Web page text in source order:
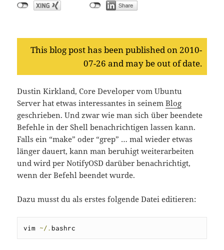
This blog post has been published on 2010-
07-26 and may be out of date.
Dustin Kirkland, Core Developer vom Ubuntu
Server hat etwas interessantes in seinemBlog
geschrieben. Und zwar wie man sich über beendete
Befehle in der Shell benachrichtigen lassen kann.
Falls ein “make” oder “grep” … mal wieder etwas
länger dauert, kann man beruhigt weiterarbeiten
und wird per NotifyOSD darüber benachrichtigt,
wenn der Befehl beendet wurde.
Dazu musst du als erstes folgende Datei editieren:
vim ~/.bashrc